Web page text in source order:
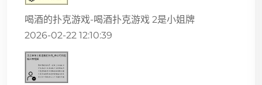
喝酒的扑克游戏-喝酒扑克游戏 2是小姐牌
2026-02-22 12:10:39